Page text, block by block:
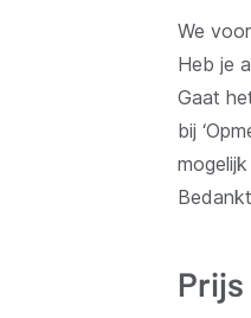
We
Heb je
Gaat
bij
Prijs